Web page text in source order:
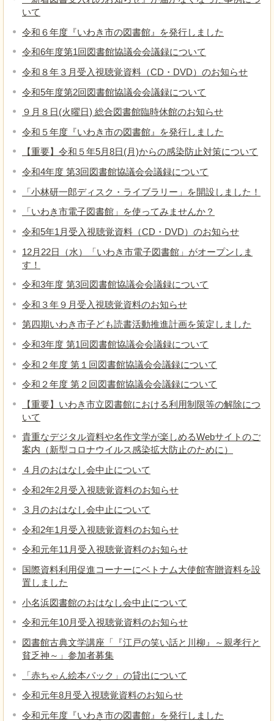
いて
令和６年度『いわき市の図書館』を発行しました
令和6年度第1回図書館協議会会議録について
令和８年３月受入視聴覚資料（CD・DVD）のお知らせ
令和5年度第2回図書館協議会会議録について
９月８日(火曜日) 総合図書館臨時休館のお知らせ
令和５年度『いわき市の図書館』を発行しました
【重要】令和５年5月8日(月)からの感染防止対策について
令和4年度 第3回図書館協議会会議録について
「小林研一郎ディスク・ライブラリー」を開設しました！
「いわき市電子図書館」を使ってみませんか？
令和5年1月受入視聴覚資料（CD・DVD）のお知らせ
12月22日（水）「いわき市電子図書館」がオープンしま
す！
令和3年度 第3回図書館協議会会議録について
令和３年９月受入視聴覚資料のお知らせ
第四期いわき市子ども読書活動推進計画を策定しました
令和3年度 第1回図書館協議会会議録について
令和２年度 第１回図書館協議会会議録について
令和２年度 第２回図書館協議会会議録について
【重要】いわき市立図書館における利用制限等の解除につ
いて
貴重なデジタル資料や名作文学が楽しめるWebサイトのご
案内（新型コロナウイルス感染拡大防止のために）
４月のおはなし会中止について
令和2年2月受入視聴覚資料のお知らせ
３月のおはなし会中止について
令和2年1月受入視聴覚資料のお知らせ
令和元年11月受入視聴覚資料のお知らせ
国際資料利用促進コーナーにベトナム大使館寄贈資料を設
置しました
小名浜図書館のおはなし会中止について
令和元年10月受入視聴覚資料のお知らせ
図書館古典文学講座「『江戸の笑い話と川柳』～親孝行と
貧乏神～」参加者募集
「赤ちゃん絵本パック」の貸出について
令和元年8月受入視聴覚資料のお知らせ
令和元年度『いわき市の図書館』を発行しました